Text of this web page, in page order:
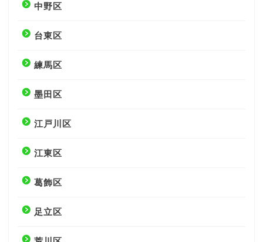
中野区
台東区
練馬区
墨田区
江戸川区
江東区
葛飾区
足立区